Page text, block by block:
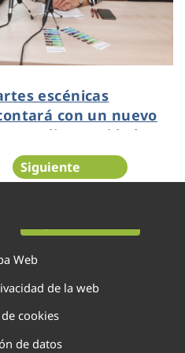
escénicas
con un nuevo
con discapacidad
Siguiente
Web
de la web
cookies
de datos